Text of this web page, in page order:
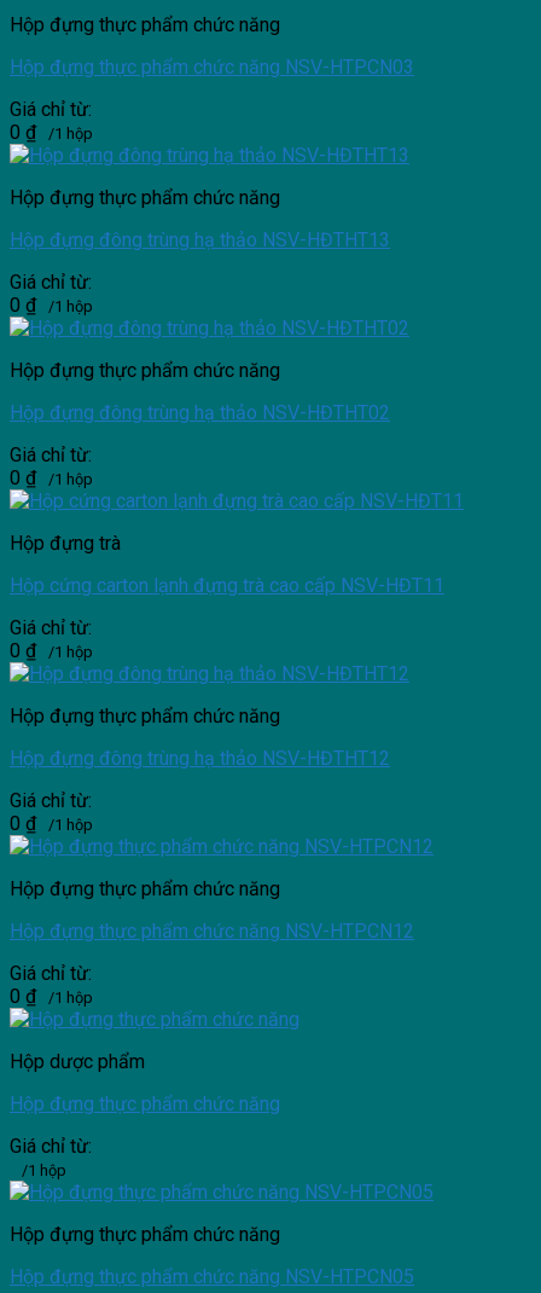
Hộp đựng thực phẩm chức năng
Hộp đựng thực phẩm chức năng NSV-HTPCN03
Giá chỉ từ:
0 ₫ /1 hộp
Hộp đựng thực phẩm chức năng
Hộp đựng đông trùng hạ thảo NSV-HĐTHT13
Giá chỉ từ:
0 ₫ /1 hộp
Hộp đựng thực phẩm chức năng
Hộp đựng đông trùng hạ thảo NSV-HĐTHT02
Giá chỉ từ:
0 ₫ /1 hộp
Hộp đựng trà
Hộp cứng carton lạnh đựng trà cao cấp NSV-HĐT11
Giá chỉ từ:
0 ₫ /1 hộp
Hộp đựng thực phẩm chức năng
Hộp đựng đông trùng hạ thảo NSV-HĐTHT12
Giá chỉ từ:
0 ₫ /1 hộp
Hộp đựng thực phẩm chức năng
Hộp đựng thực phẩm chức năng NSV-HTPCN12
Giá chỉ từ:
0 ₫ /1 hộp
Hộp dược phẩm
Hộp đựng thực phẩm chức năng
Giá chỉ từ:
/1 hộp
Hộp đựng thực phẩm chức năng
Hộp đựng thực phẩm chức năng NSV-HTPCN05